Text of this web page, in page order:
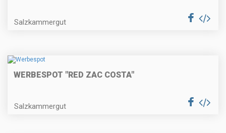
Salzkammergut
WERBESPOT "RED ZAC COSTA"
Salzkammergut